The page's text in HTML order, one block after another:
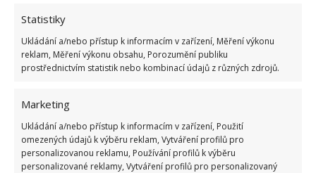
Statistiky
Ukládání a/nebo přístup k informacím v zařízení, Měření výkonu
reklam, Měření výkonu obsahu, Porozumění publiku
prostřednictvím statistik nebo kombinací údajů z různých zdrojů.
Marketing
Ukládání a/nebo přístup k informacím v zařízení, Použití
omezených údajů k výběru reklam, Vytváření profilů pro
personalizovanou reklamu, Používání profilů k výběru
personalizované reklamy, Vytváření profilů pro personalizovaný
Přidejte svůj názor
KOMENTOVAT
Hana Musilová